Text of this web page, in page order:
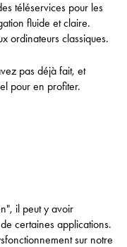
téléservices pour les
fluide et claire.
ordinateurs classiques.
pas déjà fait, et
pour en profiter.
il peut y avoir
certaines applications.
sur notre